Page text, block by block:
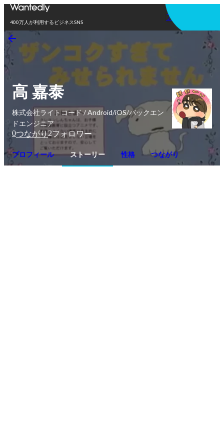
400万人が利用するビジネスSNS
アプリを使う
高 嘉泰
株式会社ライトコード / Android/iOS/バックエン
ドエンジニア
0つながり2フォロワー
プロフィール ストーリー 性格 つながり